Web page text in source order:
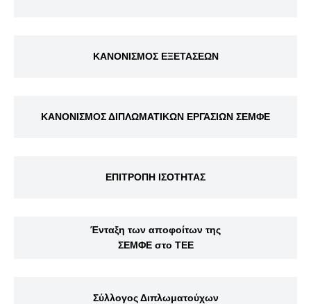
ΚΑΝΟΝΙΣΜΟΣ ΕΞΕΤΑΣΕΩΝ
ΚΑΝΟΝΙΣΜΟΣ ΔΙΠΛΩΜΑΤΙΚΩΝ ΕΡΓΑΣΙΩΝ ΣΕΜΦΕ
ΕΠΙΤΡΟΠΗ ΙΣΟΤΗΤΑΣ
Ένταξη των αποφοίτων της
ΣΕΜΦΕ στο ΤΕΕ
Σύλλογος Διπλωματούχων